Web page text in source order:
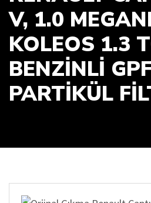
V, 1.0
KOLEOS 1.3
BENZINLI GPF
PARTIKÜL